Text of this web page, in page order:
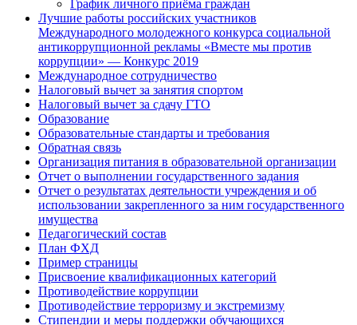
График личного приёма граждан
Лучшие работы российских участников
Международного молодежного конкурса социальной
антикоррупционной рекламы «Вместе мы против
коррупции» — Конкурс 2019
Международное сотрудничество
Налоговый вычет за занятия спортом
Налоговый вычет за сдачу ГТО
Образование
Образовательные стандарты и требования
Обратная связь
Организация питания в образовательной организации
Отчет о выполнении государственного задания
Отчет о результатах деятельности учреждения и об
использовании закрепленного за ним государственного
имущества
Педагогический состав
План ФХД
Пример страницы
Присвоение квалификационных категорий
Противодействие коррупции
Противодействие терроризму и экстремизму
Стипендии и меры поддержки обучающихся